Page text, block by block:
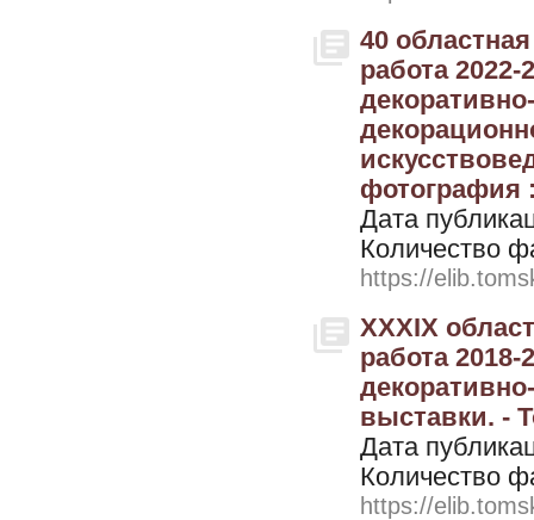
40
работа
фотография :
Дата
Количество
https://
XXXIX
работа
выставки. -
Дата
Количество
https://